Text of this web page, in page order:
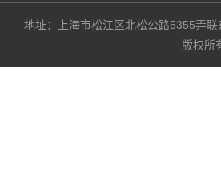
地址：上海市松江区北松公路5355
版权所